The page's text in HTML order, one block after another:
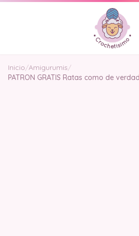
Inicio/Amigurumis/
PATRON GRATIS Ratas como de